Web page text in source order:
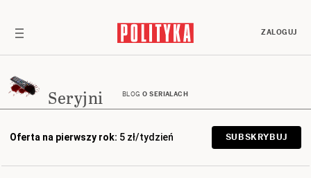
ZALOGUJ
Seryjni BLOG O SERIALACH
Oferta na pierwszy rok: 5 zł/tydzień SUBSKRYBUJ